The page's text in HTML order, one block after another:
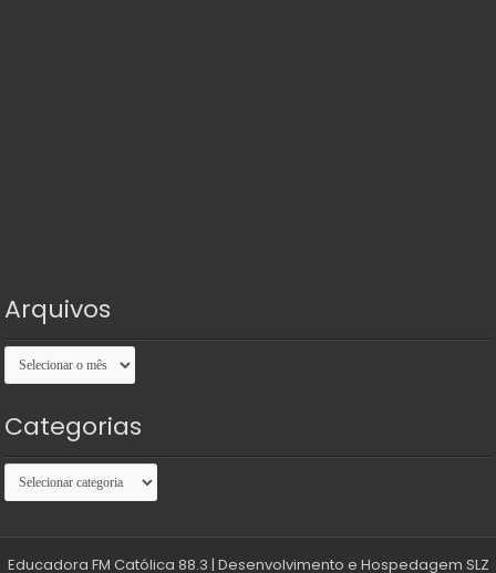
Arquivos
Arquivos
Categorias
Categorias
Educadora FM Católica 88.3 | Desenvolvimento e Hospedagem SLZ